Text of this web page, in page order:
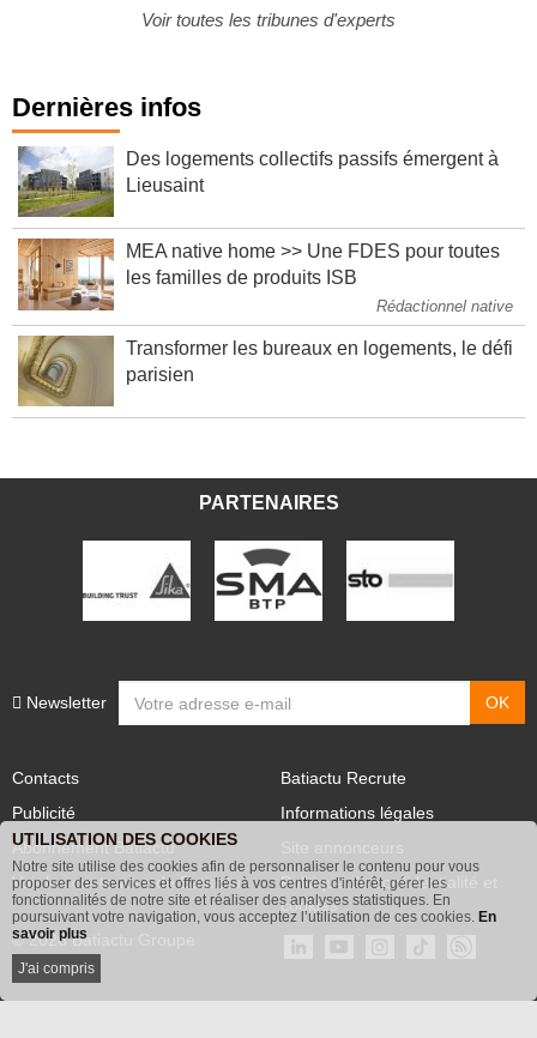
Voir toutes les tribunes d'experts
Dernières infos
Des logements collectifs passifs émergent à
Lieusaint
MEA native home >> Une FDES pour toutes
les familles de produits ISB
Rédactionnel native
Transformer les bureaux en logements, le défi
parisien
PARTENAIRES
Newsletter
Contacts
Publicité
Abonnement Batiactu
Voir les contenus+ de Batiactu
Batiactu Recrute
Informations légales
Politique de confidentialité et
cookies
© 2026 Batiactu Groupe
UTILISATION DES COOKIES
Notre site utilise des cookies afin de personnaliser le contenu pour vous
proposer des services et offres liés à vos centres d'intérêt, gérer les
fonctionnalités de notre site et réaliser des analyses statistiques. En
poursuivant votre navigation, vous acceptez l’utilisation de ces cookies. En
savoir plus
J'ai compris